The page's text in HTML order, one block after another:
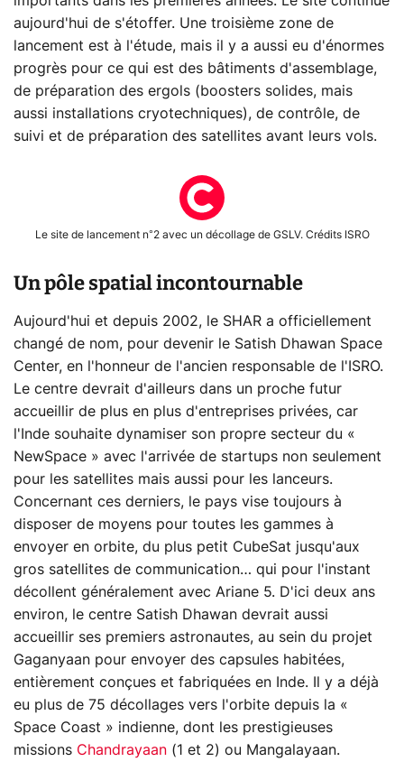
aujourd'hui de s'étoffer. Une troisième zone de
lancement est à l'étude, mais il y a aussi eu d'énormes
progrès pour ce qui est des bâtiments d'assemblage,
de préparation des ergols (boosters solides, mais
aussi installations cryotechniques), de contrôle, de
suivi et de préparation des satellites avant leurs vols.
Le site de lancement n°2 avec un décollage de GSLV. Crédits ISRO
Un pôle spatial incontournable
Aujourd'hui et depuis 2002, le SHAR a officiellement
changé de nom, pour devenir le Satish Dhawan Space
Center, en l'honneur de l'ancien responsable de l'ISRO.
Le centre devrait d'ailleurs dans un proche futur
accueillir de plus en plus d'entreprises privées, car
l'Inde souhaite dynamiser son propre secteur du «
NewSpace » avec l'arrivée de startups non seulement
pour les satellites mais aussi pour les lanceurs.
Concernant ces derniers, le pays vise toujours à
disposer de moyens pour toutes les gammes à
envoyer en orbite, du plus petit CubeSat jusqu'aux
gros satellites de communication… qui pour l'instant
décollent généralement avec Ariane 5. D'ici deux ans
environ, le centre Satish Dhawan devrait aussi
accueillir ses premiers astronautes, au sein du projet
Gaganyaan pour envoyer des capsules habitées,
entièrement conçues et fabriquées en Inde. Il y a déjà
eu plus de 75 décollages vers l'orbite depuis la «
Space Coast » indienne, dont les prestigieuses
missions Chandrayaan (1 et 2) ou Mangalayaan.